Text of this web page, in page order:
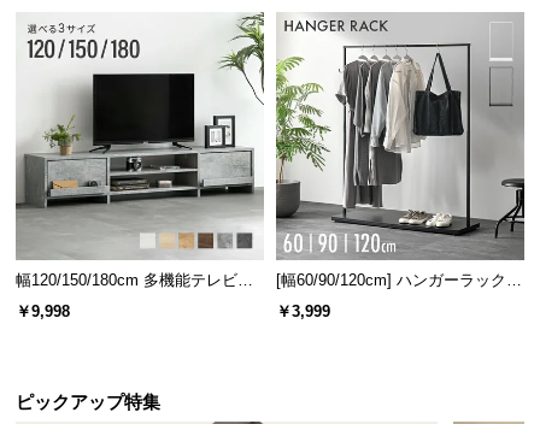
幅120/150/180cm 多機能テレビボ
ード 木目/石目調 オープン収納・
￥9,998
[幅60/90/120cm] ハンガーラック
スチール 4段階高さ調節 サイドフ
￥3,999
ピックアップ特集